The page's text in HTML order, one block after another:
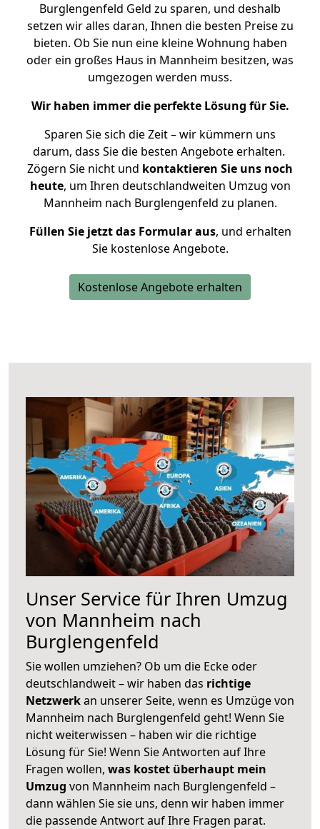
Burglengenfeld Geld zu sparen, und deshalb
setzen wir alles daran, Ihnen die besten Preise zu
bieten. Ob Sie nun eine kleine Wohnung haben
oder ein großes Haus in Mannheim besitzen, was
umgezogen werden muss.
Wir haben immer die perfekte Lösung für Sie.
Sparen Sie sich die Zeit – wir kümmern uns
darum, dass Sie die besten Angebote erhalten.
Zögern Sie nicht und kontaktieren Sie uns noch
heute, um Ihren deutschlandweiten Umzug von
Mannheim nach Burglengenfeld zu planen.
Füllen Sie jetzt das Formular aus, und erhalten
Sie kostenlose Angebote.
Kostenlose Angebote erhalten
Unser Service für Ihren Umzug
von Mannheim nach
Burglengenfeld
Sie wollen umziehen? Ob um die Ecke oder
deutschlandweit – wir haben das richtige
Netzwerkan unserer Seite, wenn es Umzüge von
Mannheim nach Burglengenfeld geht! Wenn Sie
nicht weiterwissen – haben wir die richtige
Lösung für Sie! Wenn Sie Antworten auf Ihre
Fragen wollen, was kostet überhaupt mein
Umzug von Mannheim nach Burglengenfeld –
dann wählen Sie sie uns, denn wir haben immer
die passende Antwort auf Ihre Fragen parat.